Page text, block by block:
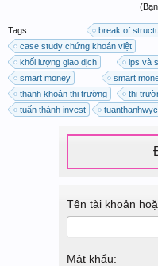
Tags: break of
case study chứng khoán việt
khối lượng giao dịch
lps và
smart money
smart
thanh khoản thị trường
thị
tuấn thành invest
Tên tài khoản
Mật khẩu: